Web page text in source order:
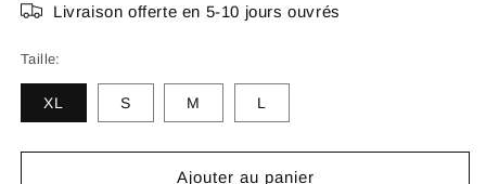
Livraison offerte en 5-10 jours ouvrés
Taille:
XL S M L
Ajouter au panier